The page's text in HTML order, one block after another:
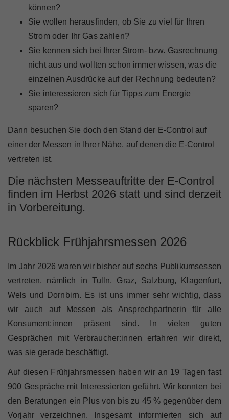
Marktteilnehmer
Über Uns
können?
Sie wollen herausfinden, ob Sie zu viel für Ihren
Strom oder Ihr Gas zahlen?
Sie kennen sich bei Ihrer Strom- bzw. Gasrechnung
nicht aus und wollten schon immer wissen, was die
einzelnen Ausdrücke auf der Rechnung bedeuten?
Sie interessieren sich für Tipps zum Energie
sparen?
Dann besuchen Sie doch den Stand der E-Control auf
einer der Messen in Ihrer Nähe, auf denen die E-Control
vertreten ist.
Die nächsten Messeauftritte der E-Control
finden im Herbst 2026 statt und sind derzeit
in Vorbereitung.
Rückblick Frühjahrsmessen 2026
Im Jahr 2026 waren wir bisher auf sechs Publikumsessen
vertreten, nämlich in Tulln, Graz, Salzburg, Klagenfurt,
Wels und Dornbirn. Es ist uns immer sehr wichtig, dass
wir auch auf Messen als Ansprechpartnerin für alle
Konsument:innen präsent sind. In vielen guten
Gesprächen mit Verbraucher:innen erfahren wir direkt,
was sie gerade beschäftigt.
Auf diesen Frühjahrsmessen haben wir an 19 Tagen fast
900 Gespräche mit Interessierten geführt. Wir konnten bei
den Beratungen ein Plus von bis zu 45 % gegenüber dem
Vorjahr verzeichnen. Insgesamt informierten sich auf